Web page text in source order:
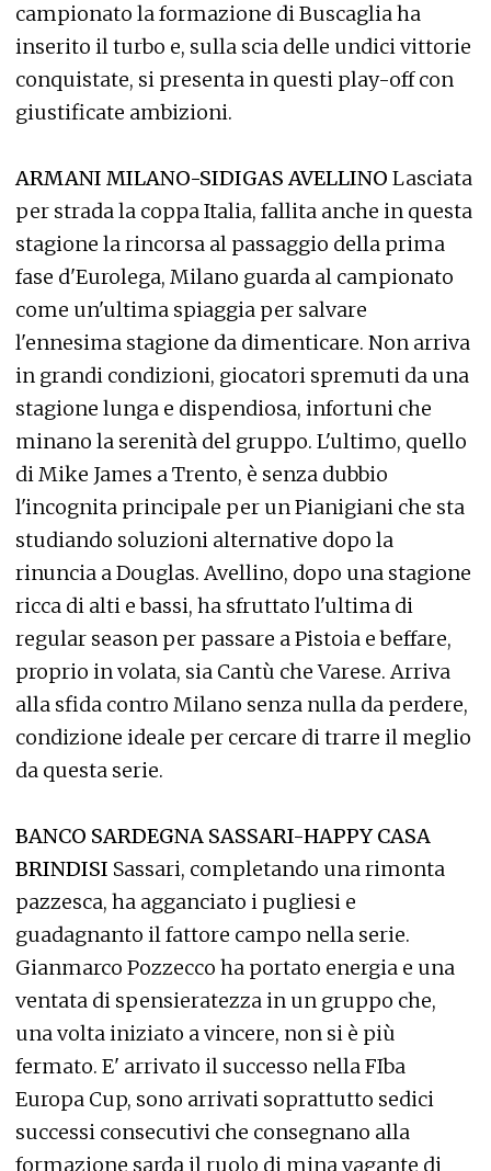
campionato la formazione di Buscaglia ha
inserito il turbo e, sulla scia delle undici vittorie
conquistate, si presenta in questi play-off con
giustificate ambizioni.
ARMANI MILANO-SIDIGAS AVELLINO Lasciata
per strada la coppa Italia, fallita anche in questa
stagione la rincorsa al passaggio della prima
fase d'Eurolega, Milano guarda al campionato
come un'ultima spiaggia per salvare
l'ennesima stagione da dimenticare. Non arriva
in grandi condizioni, giocatori spremuti da una
stagione lunga e dispendiosa, infortuni che
minano la serenità del gruppo. L'ultimo, quello
di Mike James a Trento, è senza dubbio
l'incognita principale per un Pianigiani che sta
studiando soluzioni alternative dopo la
rinuncia a Douglas. Avellino, dopo una stagione
ricca di alti e bassi, ha sfruttato l'ultima di
regular season per passare a Pistoia e beffare,
proprio in volata, sia Cantù che Varese. Arriva
alla sfida contro Milano senza nulla da perdere,
condizione ideale per cercare di trarre il meglio
da questa serie.
BANCO SARDEGNA SASSARI-HAPPY CASA
BRINDISI Sassari, completando una rimonta
pazzesca, ha agganciato i pugliesi e
guadagnanto il fattore campo nella serie.
Gianmarco Pozzecco ha portato energia e una
ventata di spensieratezza in un gruppo che,
una volta iniziato a vincere, non si è più
fermato. E' arrivato il successo nella FIba
Europa Cup, sono arrivati soprattutto sedici
successi consecutivi che consegnano alla
formazione sarda il ruolo di mina vagante di